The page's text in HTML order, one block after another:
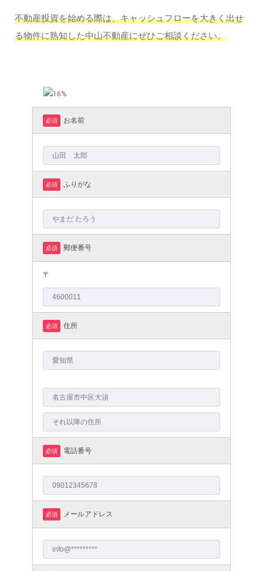
不動産投資を始める際は、キャッシュフローを大きく出せ
る物件に熟知した中山不動産にぜひご相談ください。
必須 お名前
必須 ふりがな
必須 郵便番号
〒
必須 住所
必須 電話番号
必須 メールアドレス